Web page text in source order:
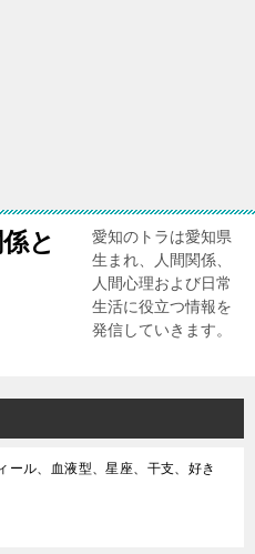
と
愛知のトラは愛知県
生まれ、人間関係、
人間心理および日常
生活に役立つ情報を
発信していきます。
ール、血液型、星座、干支、好き